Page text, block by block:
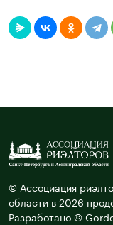
© Ассоциация
области в 2026
Разработано ©